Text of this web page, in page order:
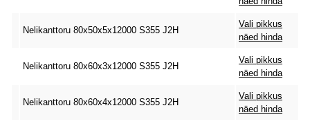
Nelikanttoru 80x50x5x12000 S355 J2H
Vali pikkus
näed hinda
Nelikanttoru 80x60x3x12000 S355 J2H
Vali pikkus
näed hinda
Nelikanttoru 80x60x4x12000 S355 J2H
Vali pikkus
näed hinda